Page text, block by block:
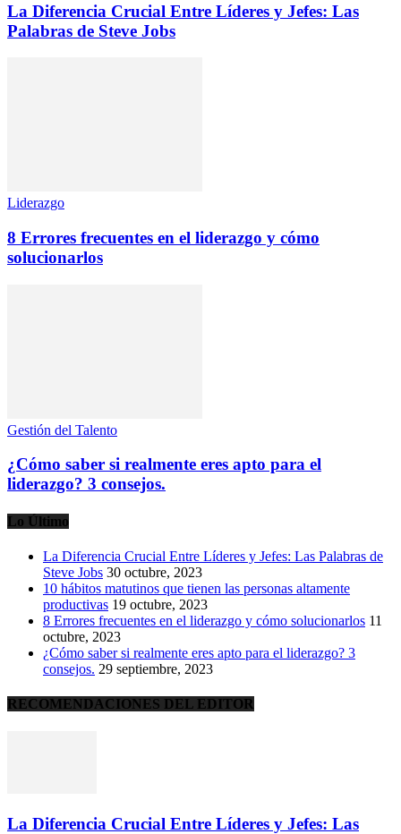
La Diferencia Crucial Entre Líderes y Jefes: Las
Palabras de Steve Jobs
Liderazgo
8 Errores frecuentes en el liderazgo y cómo
solucionarlos
Gestión del Talento
¿Cómo saber si realmente eres apto para el
liderazgo? 3 consejos.
Lo Último
La Diferencia Crucial Entre Líderes y Jefes: Las Palabras de
Steve Jobs 30 octubre, 2023
10 hábitos matutinos que tienen las personas altamente
productivas 19 octubre, 2023
8 Errores frecuentes en el liderazgo y cómo solucionarlos 11
octubre, 2023
¿Cómo saber si realmente eres apto para el liderazgo? 3
consejos. 29 septiembre, 2023
RECOMENDACIONES DEL EDITOR
La Diferencia Crucial Entre Líderes y Jefes: Las